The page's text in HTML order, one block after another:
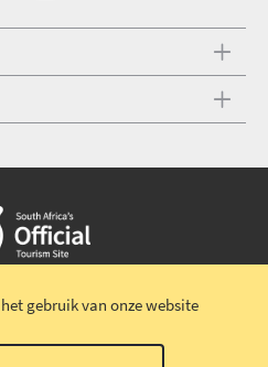
|Disclaimer|Privacybeleid
gebruik van onze website